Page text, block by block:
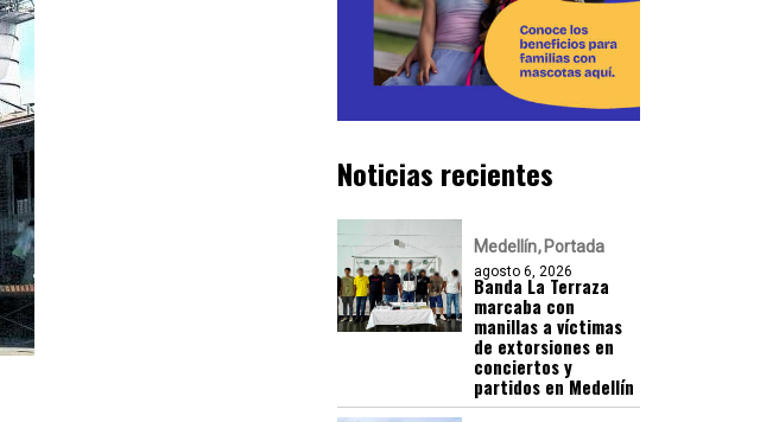
Noticias recientes
Medellín Portada
agosto 6, 2026
Banda La Terraza
marcaba con
manillas a víctimas
de extorsiones en
conciertos y
partidos en Medellín